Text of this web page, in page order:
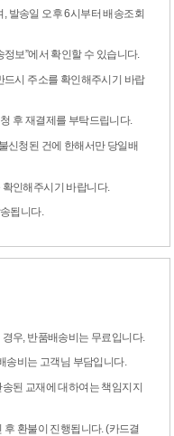
발송일 오후 6시부터 배송조회
보”에서 확인할 수 있습니다.
드시 주소를 확인해주시기 바랍
후 재결제를 부탁드립니다.
신청된 건에 한해서만 당일배
인해주시기 바랍니다.
됩니다.
우, 반품배송비는 무료입니다.
송비는 고객님 부담입니다.
된 교재에 대하여는 책임지지
환불이 진행됩니다. (카드결